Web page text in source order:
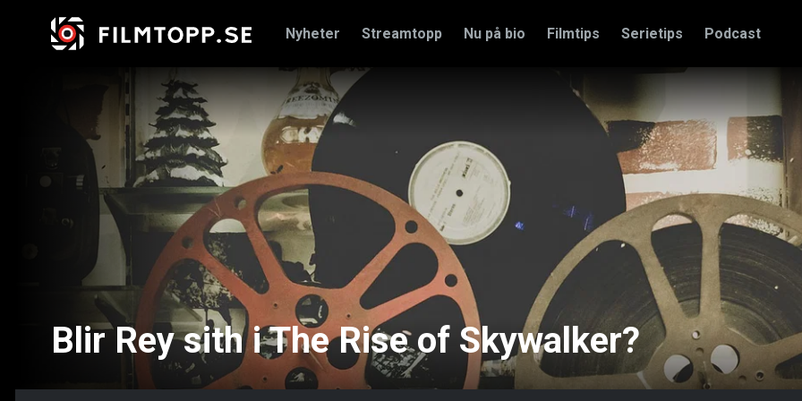
Nyheter Streamtopp Nu på bio Filmtips Serietips Podcast
Blir Rey sith i The Rise of Skywalker?